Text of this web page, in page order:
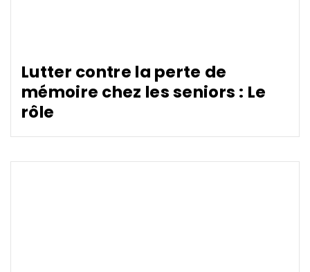
Lutter contre la perte de
mémoire chez les seniors : Le
rôle